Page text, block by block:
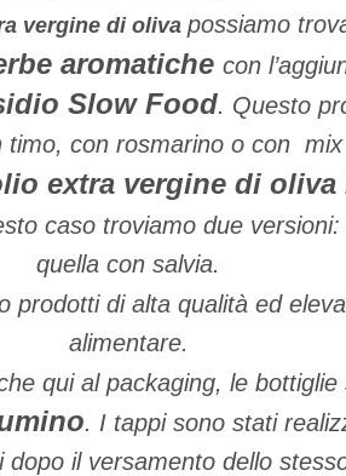
vergine di oliva possiamo
aromatiche con
Slow Food. Questo
con rosmarino o con mix
extra vergine di
caso troviamo due
quella con salvia.
prodotti di alta qualità ed
alimentare.
qui al packaging, le bottiglie
. I tappi sono stati
dopo il versamento dello